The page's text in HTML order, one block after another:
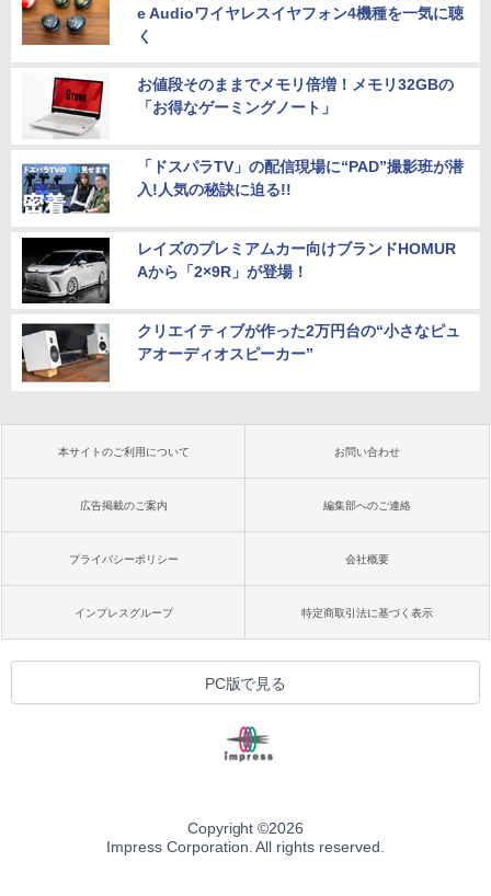
e Audioワイヤレスイヤフォン4機種を一気に聴
く
お値段そのままでメモリ倍増！メモリ32GBの
「お得なゲーミングノート」
「ドスパラTV」の配信現場に“PAD”撮影班が潜
入!人気の秘訣に迫る!!
レイズのプレミアムカー向けブランドHOMUR
Aから「2×9R」が登場！
クリエイティブが作った2万円台の“小さなピュ
アオーディオスピーカー”
本サイトのご利用について お問い合わせ
広告掲載のご案内 編集部へのご連絡
プライバシーポリシー 会社概要
インプレスグループ 特定商取引法に基づく表示
PC版で見る
Copyright ©2026
Impress Corporation. All rights reserved.